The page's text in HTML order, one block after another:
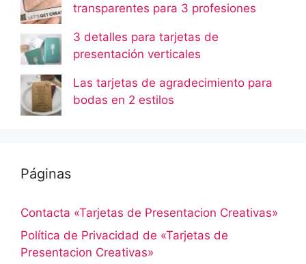
transparentes para 3 profesiones
3 detalles para tarjetas de
presentación verticales
Las tarjetas de agradecimiento para
bodas en 2 estilos
Páginas
Contacta «Tarjetas de Presentacion Creativas»
Política de Privacidad de «Tarjetas de
Presentacion Creativas»